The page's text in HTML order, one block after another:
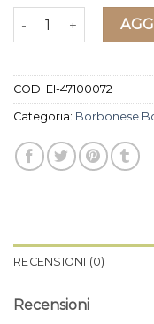
borbonese borse
COD: EI-47100072
Categoria: Borbonese
RECENSIONI (0)
Recensioni